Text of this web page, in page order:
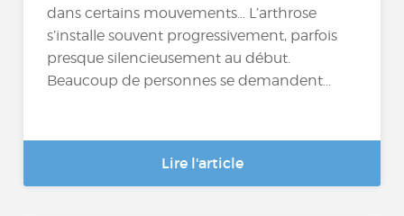
dans certains mouvements… L’arthrose
s’installe souvent progressivement, parfois
presque silencieusement au début.
Beaucoup de personnes se demandent...
Lire l'article